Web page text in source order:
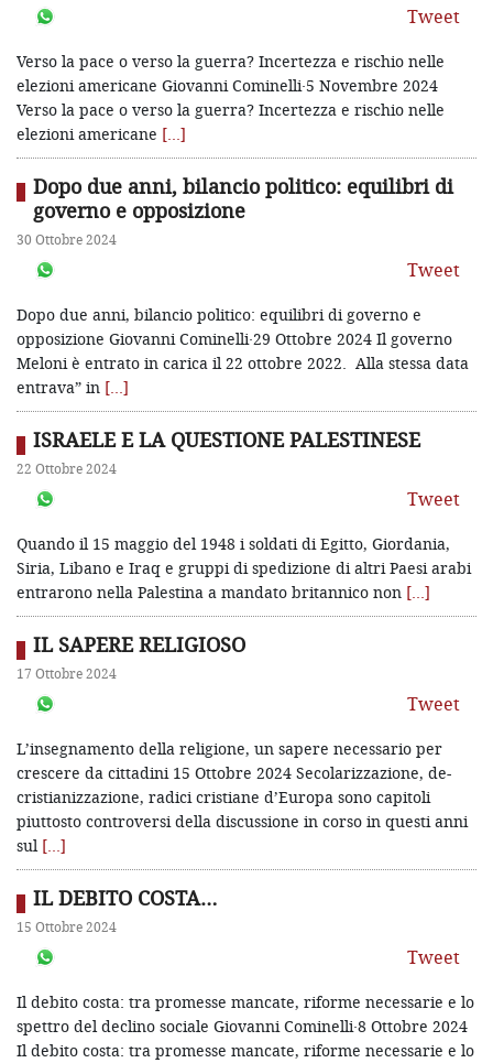
Tweet
Verso la pace o verso la guerra? Incertezza e rischio nelle
elezioni americane Giovanni Cominelli·5 Novembre 2024
Verso la pace o verso la guerra? Incertezza e rischio nelle
elezioni americane […]
Dopo due anni, bilancio politico: equilibri di
governo e opposizione
30 Ottobre 2024
Tweet
Dopo due anni, bilancio politico: equilibri di governo e
opposizione Giovanni Cominelli·29 Ottobre 2024 Il governo
Meloni è entrato in carica il 22 ottobre 2022. Alla stessa data
entrava” in […]
ISRAELE E LA QUESTIONE PALESTINESE
22 Ottobre 2024
Tweet
Quando il 15 maggio del 1948 i soldati di Egitto, Giordania,
Siria, Libano e Iraq e gruppi di spedizione di altri Paesi arabi
entrarono nella Palestina a mandato britannico non […]
IL SAPERE RELIGIOSO
17 Ottobre 2024
Tweet
L’insegnamento della religione, un sapere necessario per
crescere da cittadini 15 Ottobre 2024 Secolarizzazione, de-
cristianizzazione, radici cristiane d’Europa sono capitoli
piuttosto controversi della discussione in corso in questi anni
sul […]
IL DEBITO COSTA…
15 Ottobre 2024
Tweet
Il debito costa: tra promesse mancate, riforme necessarie e lo
spettro del declino sociale Giovanni Cominelli·8 Ottobre 2024
Il debito costa: tra promesse mancate, riforme necessarie e lo